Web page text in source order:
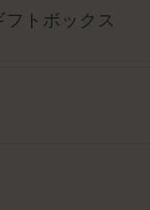
フトボックス